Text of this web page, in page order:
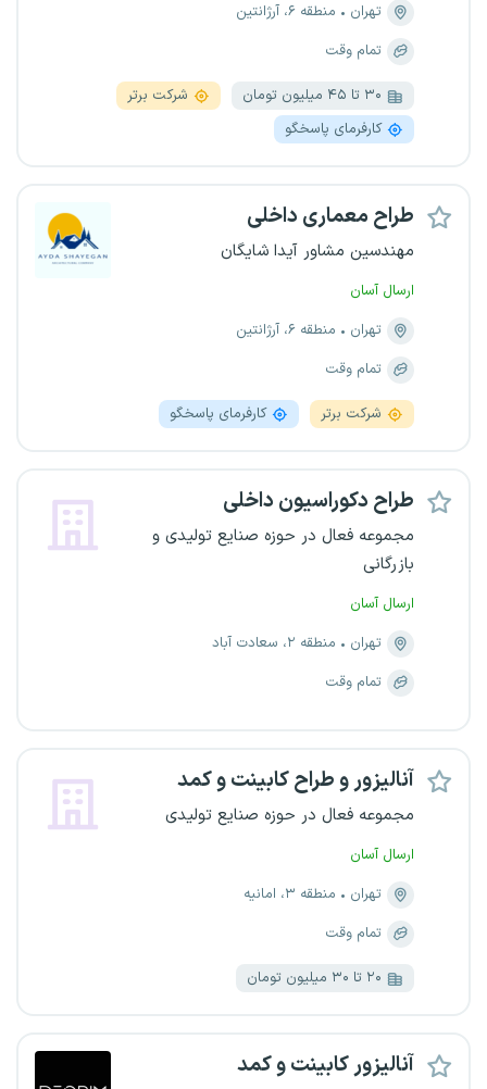
تهران
منطقه ۶، آرژانتین
تمام وقت
۳۰ تا ۴۵ میلیون تومان
شرکت برتر
کارفرمای پاسخگو
طراح معماری داخلی
مهندسین مشاور آیدا شایگان
ارسال آسان
تهران
منطقه ۶، آرژانتین
تمام وقت
شرکت برتر کارفرمای پاسخگو
طراح دکوراسیون داخلی
مجموعه فعال در حوزه صنایع تولیدی و
بازرگانی
ارسال آسان
تهران
منطقه ۲، سعادت آباد
تمام وقت
آنالیزور و طراح کابینت و کمد
مجموعه فعال در حوزه صنایع تولیدی
ارسال آسان
تهران
منطقه ۳، امانیه
تمام وقت
۲۰ تا ۳۰ میلیون تومان
آنالیزور کابینت و کمد